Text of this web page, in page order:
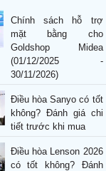
Chính sách hỗ trợ
mặt bằng cho
Goldshop Midea
(01/12/2025 -
30/11/2026)
Điều hòa Sanyo có tốt
không? Đánh giá chi
tiết trước khi mua
Điều hòa Lenson 2026
có tốt không? Đánh